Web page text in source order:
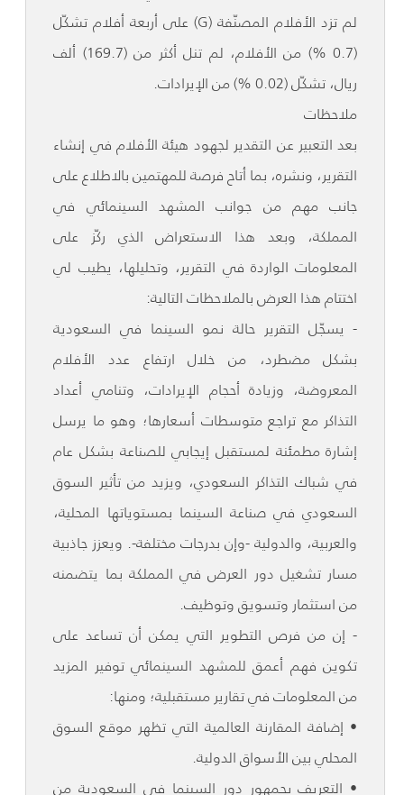
لم تزد الأفلام المصنّفة (G) على أربعة أفلام تشكّل
(0.7 %) من الأفلام، لم تنل أكثر من (169.7) ألف
ريال، تشكّل (0.02 %) من الإيرادات.
ملاحظات
بعد التعبير عن التقدير لجهود هيئة الأفلام في إنشاء
التقرير، ونشره، بما أتاح فرصة للمهتمين بالاطلاع على
جانب مهم من جوانب المشهد السينمائي في
المملكة، وبعد هذا الاستعراض الذي ركّز على
المعلومات الواردة في التقرير، وتحليلها، يطيب لي
اختتام هذا العرض بالملاحظات التالية:
- يسجّل التقرير حالة نمو السينما في السعودية
بشكل مضطرد، من خلال ارتفاع عدد الأفلام
المعروضة، وزيادة أحجام الإيرادات، وتنامي أعداد
التذاكر مع تراجع متوسطات أسعارها؛ وهو ما يرسل
إشارة مطمئنة لمستقبل إيجابي للصناعة بشكل عام
في شباك التذاكر السعودي، ويزيد من تأثير السوق
السعودي في صناعة السينما بمستوياتها المحلية،
والعربية، والدولية -وإن بدرجات مختلفة-. ويعزز جاذبية
مسار تشغيل دور العرض في المملكة بما يتضمنه
من استثمار وتسويق وتوظيف.
- إن من فرص التطوير التي يمكن أن تساعد على
تكوين فهم أعمق للمشهد السينمائي توفير المزيد
من المعلومات في تقارير مستقبلية؛ ومنها:
• إضافة المقارنة العالمية التي تظهر موقع السوق
المحلي بين الأسواق الدولية.
• التعريف بجمهور دور السينما في السعودية من